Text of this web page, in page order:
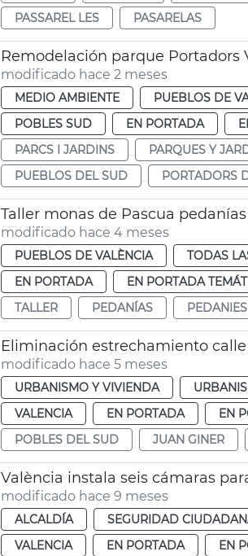
PASSAREL LES
PASARELAS
Remodelación parque Portadors
modificado hace 2 meses
MEDIO AMBIENTE PUEBLOS DE
POBLES SUD
EN PORTADA
PARCS I JARDINS
PARQUES Y
PUEBLOS DEL SUD
PORTADORS
Taller monas de Pascua
modificado hace 4 meses
PUEBLOS DE VALÈNCIA TODAS
EN PORTADA
EN PORTADA
TALLER
PEDANÍAS PEDANIES
Eliminación estrechamiento
modificado hace 5 meses
URBANISMO Y VIVIENDA
VALENCIA
EN PORTADA EN
POBLES DEL SUD
JUAN GINER
València instala seis cámaras
modificado hace 9 meses
ALCALDÍA SEGURIDAD
VALENCIA
EN PORTADA EN